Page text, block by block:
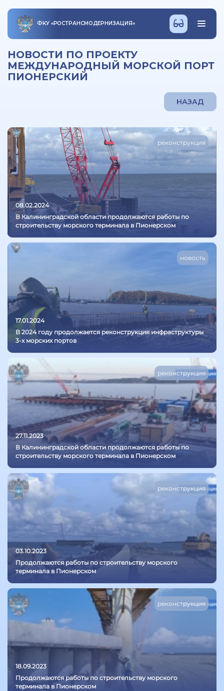
ФКУ «РОСТРАНСМОДЕРНИЗАЦИЯ»
НОВОСТИ ПО ПРОЕКТУ
МЕЖДУНАРОДНЫЙ МОРСКОЙ ПОРТ
ПИОНЕРСКИЙ
НАЗАД
реконструкция
08.02.2024
В Калининградской области продолжаются работы по
строительству морского терминала в Пионерском
новость
17.01.2024
В 2024 году продолжается реконструкция инфраструктуры
3-х морских портов
реконструкция
27.11.2023
В Калининградской области продолжаются работы по
строительству морского терминала в Пионерском
реконструкция
03.10.2023
Продолжаются работы по строительству морского
терминала в Пионерском
реконструкция
18.09.2023
Продолжаются работы по строительству морского
терминала в Пионерском